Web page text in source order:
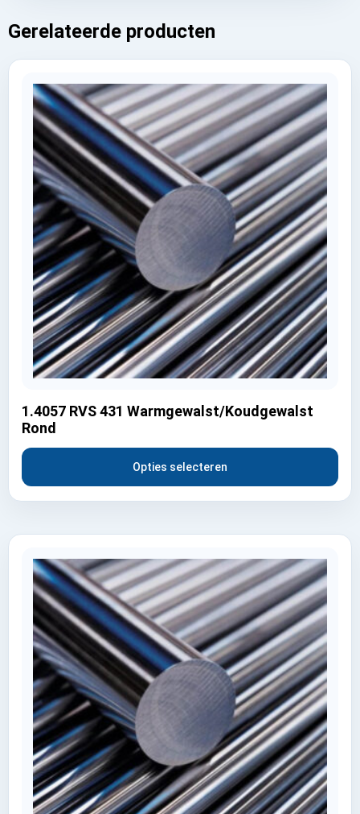
Gerelateerde producten
1.4057 RVS 431 Warmgewalst/Koudgewalst
Rond
Opties selecteren